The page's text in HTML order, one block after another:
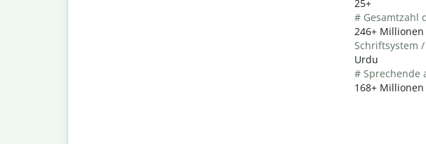
25+
# Gesamtzahl
246+ Millionen
Schriftsystem
Urdu
# Sprechende
168+ Millionen